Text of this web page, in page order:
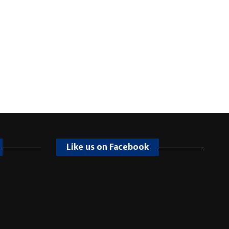
Like us on Facebook